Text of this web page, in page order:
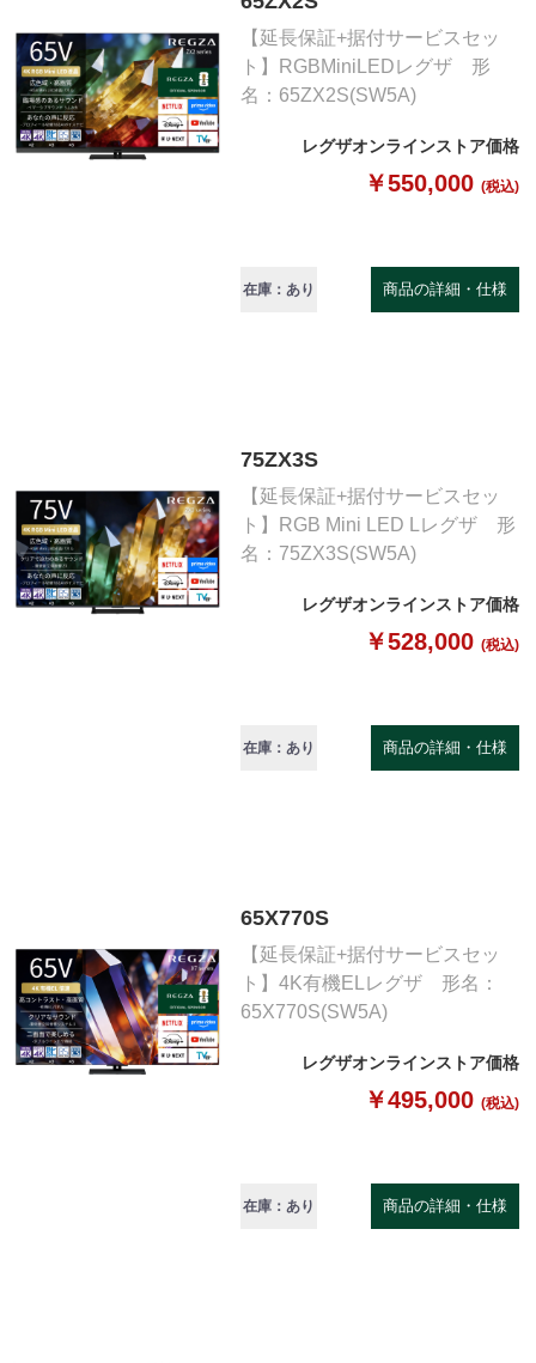
【延長保証+据付サービスセッ
ト】RGBMiniLEDレグザ 形
名：65ZX2S(SW5A)
レグザオンラインストア価格
￥550,000 (税込)
在庫：あり 商品の詳細・仕様
75ZX3S
【延長保証+据付サービスセッ
ト】RGB Mini LED Lレグザ 形
名：75ZX3S(SW5A)
レグザオンラインストア価格
￥528,000 (税込)
在庫：あり 商品の詳細・仕様
65X770S
【延長保証+据付サービスセッ
ト】4K有機ELレグザ 形名：
65X770S(SW5A)
レグザオンラインストア価格
￥495,000 (税込)
在庫：あり 商品の詳細・仕様